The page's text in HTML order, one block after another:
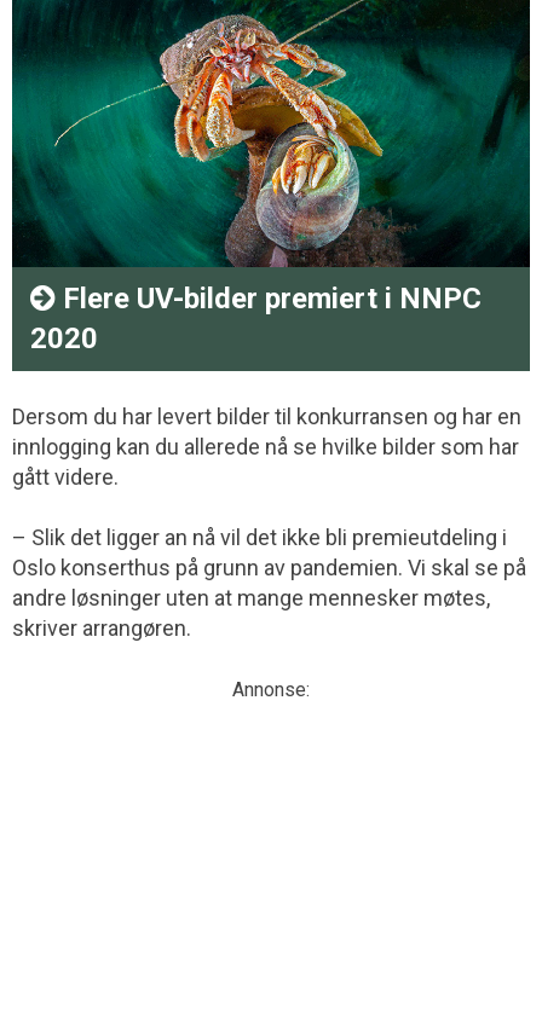
Flere UV-bilder premiert i NNPC
2020
Dersom du har levert bilder til konkurransen og har en
innlogging kan du allerede nå se hvilke bilder som har
gått videre.
– Slik det ligger an nå vil det ikke bli premieutdeling i
Oslo konserthus på grunn av pandemien. Vi skal se på
andre løsninger uten at mange mennesker møtes,
skriver arrangøren.
Annonse: